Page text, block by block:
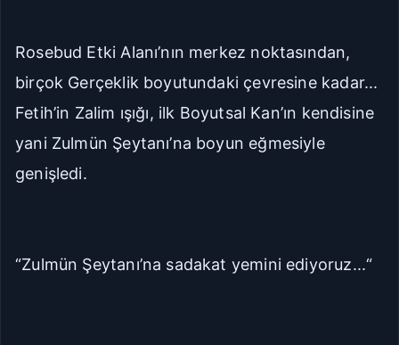
Rosebud Etki Alanı’nın merkez noktasından,
birçok Gerçeklik boyutundaki çevresine kadar...
Fetih’in Zalim ışığı, ilk Boyutsal Kan’ın kendisine
yani Zulmün Şeytanı’na boyun eğmesiyle
genişledi.
“Zulmün Şeytanı’na sadakat yemini ediyoruz...“